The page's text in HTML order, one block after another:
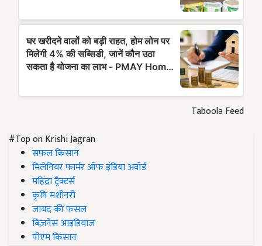
Taboola Feed
#Top on Krishi Jagran
सफल किसान
मिलेनियर फार्मर ऑफ इंडिया अवॉर्ड
महिंद्रा ट्रैक्टर्स
कृषि मशीनरी
जायद की फसल
बिज़नेस आइडियाज
पीएम किसान